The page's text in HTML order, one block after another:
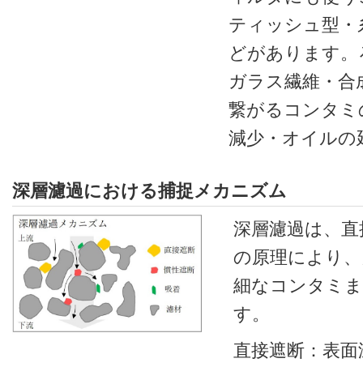
ティッシュ型
どがあります
ガラス繊維・
繋がるコンタ
減少・オイルの
深層濾過における捕捉メカニズム
深層濾過は、
の原理により
細なコンタミ
す。
直接遮断：表